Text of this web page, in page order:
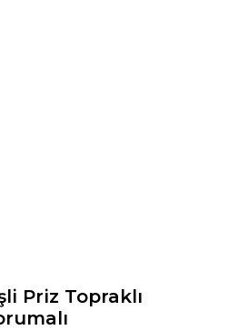
Priz Topraklı